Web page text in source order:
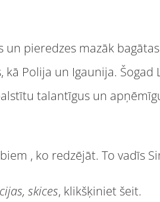
pieredzes mazāk
Polija un Igaunija.
talantīgus un
, ko redzējāt. To vadīs
skices, klikšķiniet šeit.